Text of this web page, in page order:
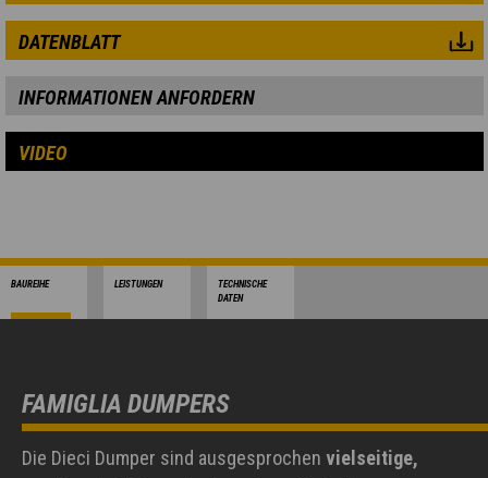
DATENBLATT
INFORMATIONEN ANFORDERN
VIDEO
BAUREIHE LEISTUNGEN
TECHNISCHE
DATEN
FAMIGLIA DUMPERS
Die Dieci Dumper sind ausgesprochen vielseitige,